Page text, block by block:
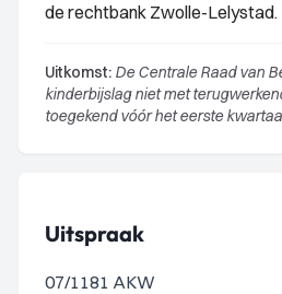
de rechtbank Zwolle-Lelystad.
Uitkomst: De Centrale Raad van
kinderbijslag niet met
toegekend vóór het eerste
Uitspraak
07/1181 AKW